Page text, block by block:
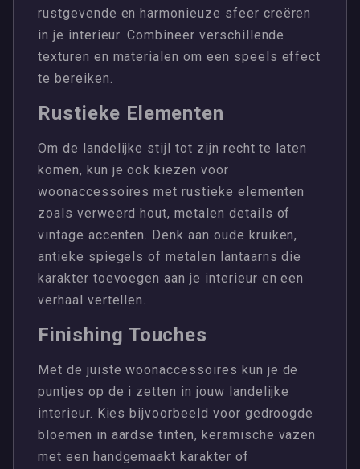
rustgevende en harmonieuze sfeer creëren
in je interieur. Combineer verschillende
texturen en materialen om een speels effect
te bereiken.
Rustieke Elementen
Om de landelijke stijl tot zijn recht te laten
komen, kun je ook kiezen voor
woonaccessoires met rustieke elementen
zoals verweerd hout, metalen details of
vintage accenten. Denk aan oude kruiken,
antieke spiegels of metalen lantaarns die
karakter toevoegen aan je interieur en een
verhaal vertellen.
Finishing Touches
Met de juiste woonaccessoires kun je de
puntjes op de i zetten in jouw landelijke
interieur. Kies bijvoorbeeld voor gedroogde
bloemen in aardse tinten, keramische vazen
met een handgemaakt karakter of